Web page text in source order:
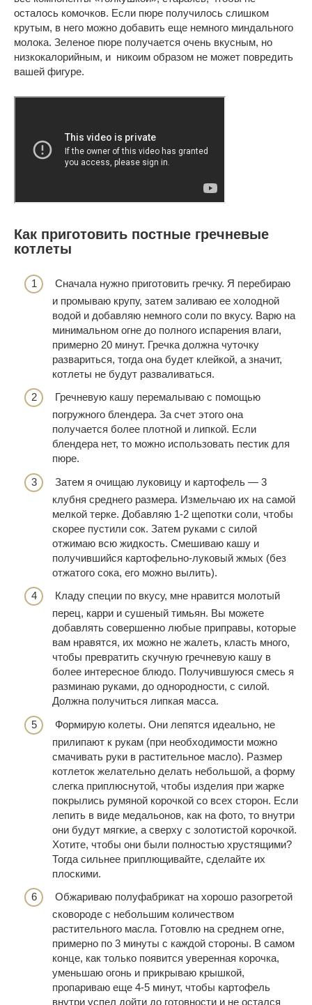
осталось комочков. Если пюре получилось слишком
крутым, в него можно добавить еще немного миндального
молока. Зеленое пюре получается очень вкусным, но
низкокалорийным, и никоим образом не может повредить
вашей фигуре.
Как приготовить постные гречневые
котлеты
Сначала нужно приготовить гречку. Я перебираю
и промываю крупу, затем заливаю ее холодной
водой и добавляю немного соли по вкусу. Варю на
минимальном огне до полного испарения влаги,
примерно 20 минут. Гречка должна чуточку
развариться, тогда она будет клейкой, а значит,
котлеты не будут разваливаться.
Гречневую кашу перемалываю с помощью
погружного блендера. За счет этого она
получается более плотной и липкой. Если
блендера нет, то можно использовать пестик для
пюре.
Затем я очищаю луковицу и картофель — 3
клубня среднего размера. Измельчаю их на самой
мелкой терке. Добавляю 1-2 щепотки соли, чтобы
скорее пустили сок. Затем руками с силой
отжимаю всю жидкость. Смешиваю кашу и
получившийся картофельно-луковый жмых (без
отжатого сока, его можно вылить).
Кладу специи по вкусу, мне нравится молотый
перец, карри и сушеный тимьян. Вы можете
добавлять совершенно любые приправы, которые
вам нравятся, их можно не жалеть, класть много,
чтобы превратить скучную гречневую кашу в
более интересное блюдо. Получившуюся смесь я
разминаю руками, до однородности, с силой.
Должна получиться липкая масса.
Формирую колеты. Они лепятся идеально, не
прилипают к рукам (при необходимости можно
смачивать руки в растительное масло). Размер
котлеток желательно делать небольшой, а форму
слегка приплюснутой, чтобы изделия при жарке
покрылись румяной корочкой со всех сторон. Если
лепить в виде медальонов, как на фото, то внутри
они будут мягкие, а сверху с золотистой корочкой.
Хотите, чтобы они были полностью хрустящими?
Тогда сильнее приплющивайте, сделайте их
плоскими.
Обжариваю полуфабрикат на хорошо разогретой
сковороде с небольшим количеством
растительного масла. Готовлю на среднем огне,
примерно по 3 минуты с каждой стороны. В самом
конце, как только появится уверенная корочка,
уменьшаю огонь и прикрываю крышкой,
пропариваю еще 4-5 минут, чтобы картофель
внутри успел дойти до готовности и не остался